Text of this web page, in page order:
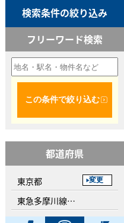
検索条件の絞り込み
フリーワード検索
この条件で絞り込む
都道府県
東京都 変更
東急多摩川線、武蔵新田駅